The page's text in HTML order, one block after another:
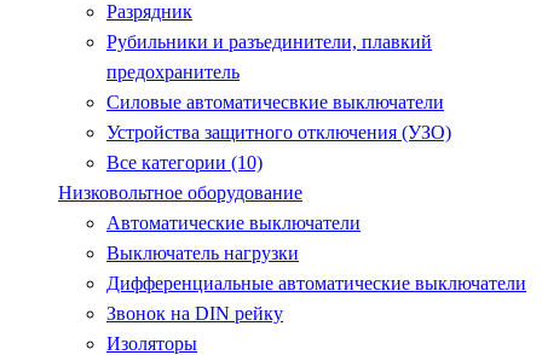
Разрядник
Рубильники и разъединители, плавкий
предохранитель
Силовые автоматичесвкие выключатели
Устройства защитного отключения (УЗО)
Все категории (10)
Низковольтное оборудование
Автоматические выключатели
Выключатель нагрузки
Дифференциальные автоматические выключатели
Звонок на DIN рейку
Изоляторы